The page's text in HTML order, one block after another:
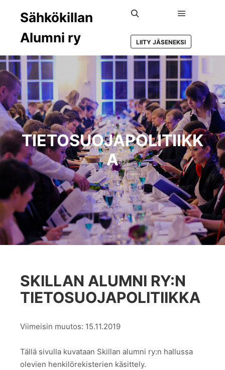
Sähkökillan
Alumni ry
LIITY JÄSENEKSI
TIETOSUOJAPOLITIIKK
A
SKILLAN ALUMNI RY:N
TIETOSUOJAPOLITIIKKA
Viimeisin muutos: 15.11.2019
Tällä sivulla kuvataan Skillan alumni ry:n hallussa
olevien henkilörekisterien käsittely.